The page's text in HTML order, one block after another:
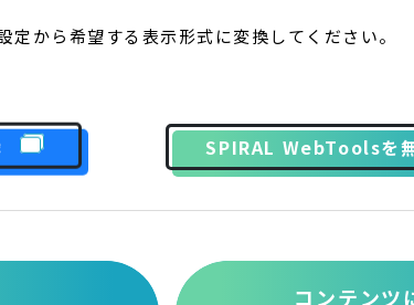
から希望する表示形式に変換してください。
SPIRAL WebToolsを
コンテンツ